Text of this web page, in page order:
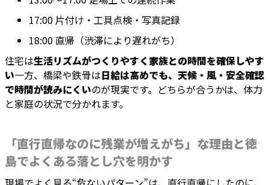
17:00 片付け・工具点検・写真記録
18:00 直帰（渋滞により遅れがち）
住宅は生活リズムがつくりやすく家族との時間を確保しやす
い一方、橋梁や鉄骨は日給は高めでも、天候・風・安全確認
で時間が読みにくいのが現実です。どちらが合うかは、体力
と家庭の状況で分かれます。
「直行直帰なのに残業が増えがち」な理由と徳
島でよくある落とし穴を明かす